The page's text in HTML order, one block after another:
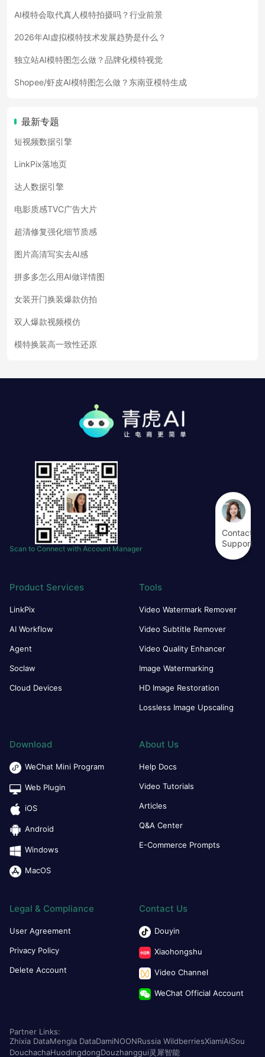
AI模特会取代真人模特拍摄吗？行业前景
2026年AI虚拟模特技术发展趋势是什么？
独立站AI模特图怎么做？品牌化模特视觉
Shopee/虾皮AI模特图怎么做？东南亚模特生成
最新专题
短视频数据引擎
LinkPix落地页
达人数据引擎
电影质感TVC广告大片
超清修复强化细节质感
图片高清写实去AI感
拼多多怎么用AI做详情图
女装开门换装爆款仿拍
双人爆款视频模仿
模特换装高一致性还原
Scan to Connect with Account Manager
Product Services
LinkPix
AI Workflow
Agent
Soclaw
Cloud Devices
Tools
Video Watermark Remover
Video Subtitle Remover
Video Quality Enhancer
Image Watermarking
HD Image Restoration
Lossless Image Upscaling
Download
WeChat Mini Program
Web Plugin
iOS
Android
Windows
MacOS
About Us
Help Docs
Video Tutorials
Articles
Q&A Center
E-Commerce Prompts
Legal & Compliance
User Agreement
Privacy Policy
Delete Account
Contact Us
Douyin
Xiaohongshu
Video Channel
WeChat Official Account
Partner Links:
Zhixia DataMengla DataDamiNOONRussia WildberriesXiamiAiSou
DouchachaHuodingdongDouzhanggui灵犀智能
Contact
Support